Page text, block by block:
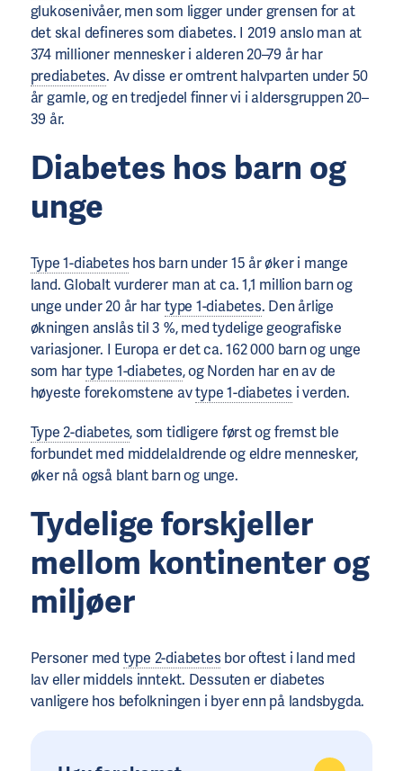
glukosenivåer, men som ligger under grensen for at
det skal defineres som diabetes. I 2019 anslo man at
374 millioner mennesker i alderen 20–79 år har
prediabetes. Av disse er omtrent halvparten under 50
år gamle, og en tredjedel finner vi i aldersgruppen 20–
39 år.
Diabetes hos barn og
unge
Type 1-diabetes hos barn under 15 år øker i mange
land. Globalt vurderer man at ca. 1,1 million barn og
unge under 20 år hartype 1-diabetes. Den årlige
økningen anslås til 3 %, med tydelige geografiske
variasjoner. I Europa er det ca. 162 000 barn og unge
som hartype 1-diabetes, og Norden har en av de
høyeste forekomstene avtype 1-diabetes i verden.
Type 2-diabetes, som tidligere først og fremst ble
forbundet med middelaldrende og eldre mennesker,
øker nå også blant barn og unge.
Tydelige forskjeller
mellom kontinenter og
miljøer
Personer med type 2-diabetes bor oftest i land med
lav eller middels inntekt. Dessuten er diabetes
vanligere hos befolkningen i byer enn på landsbygda.